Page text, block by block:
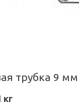
трубка 9 мм
кг